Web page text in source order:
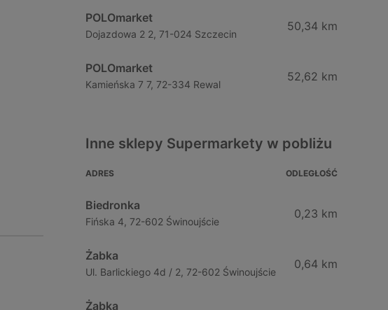
POLOmarket
Dojazdowa 2 2, 71-024 Szczecin
50,34 km
POLOmarket
Kamieńska 7 7, 72-334 Rewal
52,62 km
Inne sklepy Supermarkety w pobliżu
ADRES ODLEGŁOŚĆ
Biedronka
Fińska 4, 72-602 Świnoujście
0,23 km
Żabka
Ul. Barlickiego 4d / 2, 72-602 Świnoujście
0,64 km
Żabka